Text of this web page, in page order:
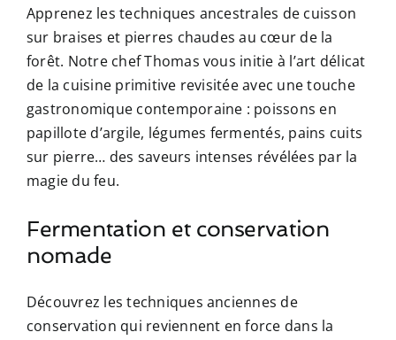
Apprenez les techniques ancestrales de cuisson
sur braises et pierres chaudes au cœur de la
forêt. Notre chef Thomas vous initie à l’art délicat
de la cuisine primitive revisitée avec une touche
gastronomique contemporaine : poissons en
papillote d’argile, légumes fermentés, pains cuits
sur pierre… des saveurs intenses révélées par la
magie du feu.
Fermentation et conservation
nomade
Découvrez les techniques anciennes de
conservation qui reviennent en force dans la